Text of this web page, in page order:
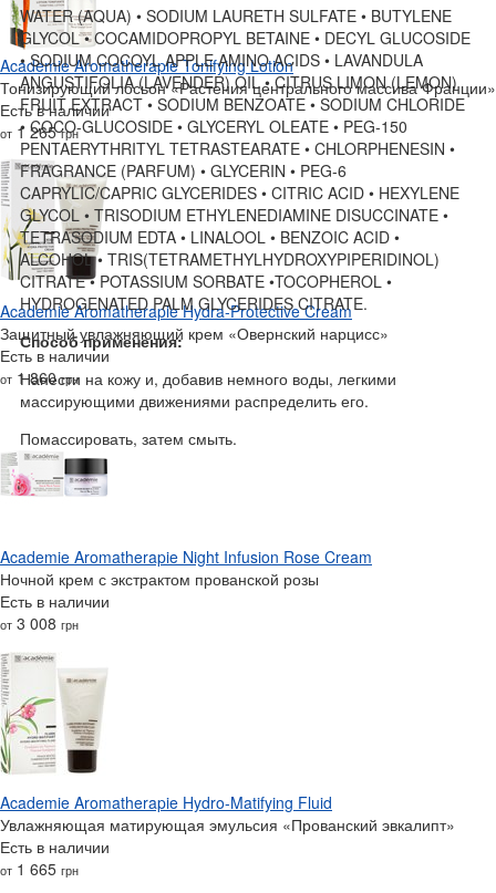
WATER (AQUA) • SODIUM LAURETH SULFATE • BUTYLENE
GLYCOL • COCAMIDOPROPYL BETAINE • DECYL GLUCOSIDE
• SODIUM COCOYL APPLE AMINO ACIDS • LAVANDULA
ANGUSTIFOLIA (LAVENDER) OIL • CITRUS LIMON (LEMON)
FRUIT EXTRACT • SODIUM BENZOATE • SODIUM CHLORIDE
• COCO-GLUCOSIDE • GLYCERYL OLEATE • PEG-150
PENTAERYTHRITYL TETRASTEARATE • CHLORPHENESIN •
FRAGRANCE (PARFUM) • GLYCERIN • PEG-6
CAPRYLIC/CAPRIC GLYCERIDES • CITRIC ACID • HEXYLENE
GLYCOL • TRISODIUM ETHYLENEDIAMINE DISUCCINATE •
TETRASODIUM EDTA • LINALOOL • BENZOIC ACID •
ALCOHOL • TRIS(TETRAMETHYLHYDROXYPIPERIDINOL)
CITRATE • POTASSIUM SORBATE •TOCOPHEROL •
HYDROGENATED PALM GLYCERIDES CITRATE.
Способ применения:
Нанести на кожу и, добавив немного воды, легкими
массирующими движениями распределить его.
Помассировать, затем смыть.
Academie Aromatherapie Tonifying Lotion
Тонизирующий лосьон «Растения центрального массива Франции»
Есть в наличии
от 1 265грн
Academie Aromatherapie Hydra-Protective Cream
Защитный увлажняющий крем «Овернский нарцисс»
Есть в наличии
от 1 860грн
Academie Aromatherapie Night Infusion Rose Cream
Ночной крем с экстрактом прованской розы
Есть в наличии
от 3 008 грн
Academie Aromatherapie Hydro-Matifying Fluid
Увлажняющая матирующая эмульсия «Прованский эвкалипт»
Есть в наличии
от 1 665 грн